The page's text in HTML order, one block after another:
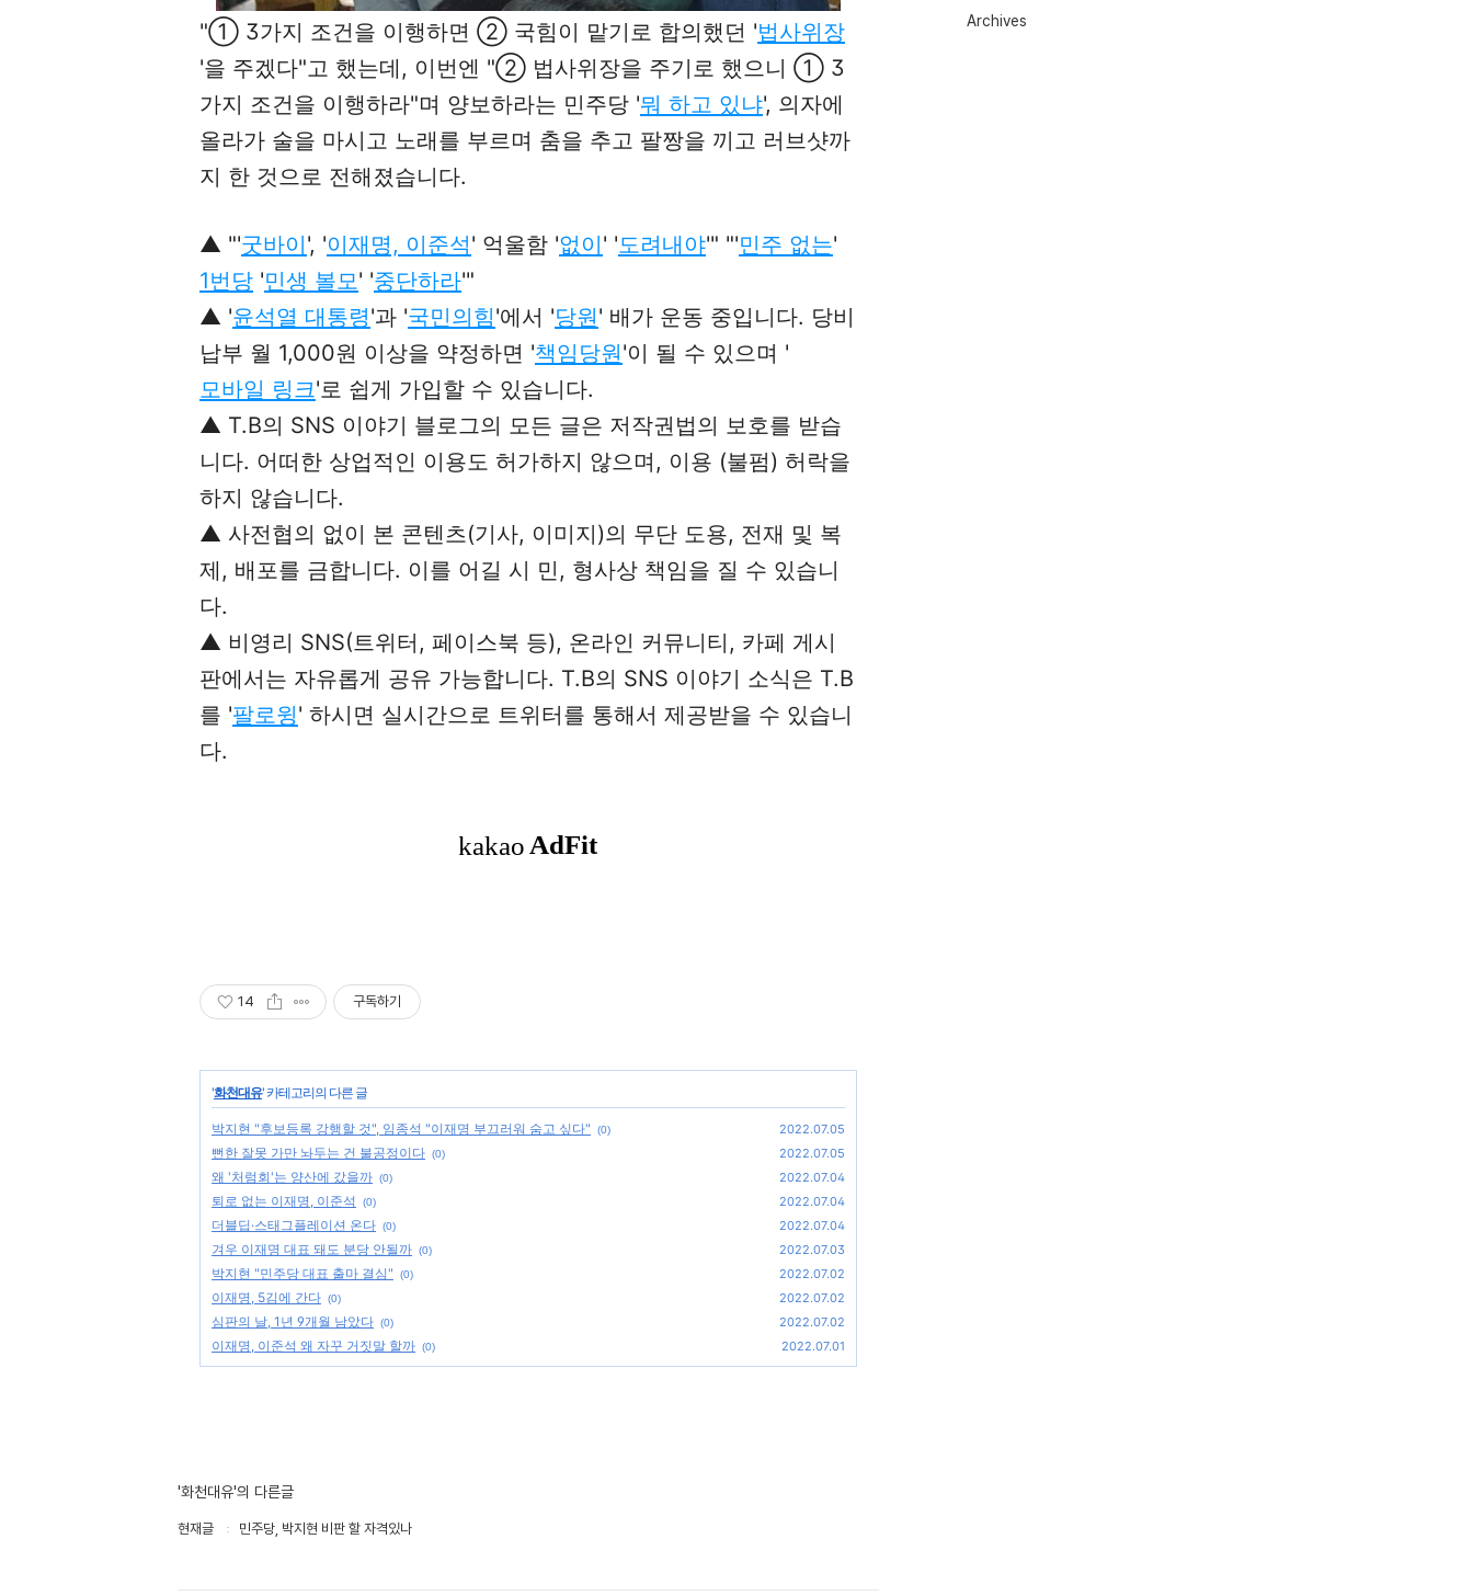
"① 3가지 조건을 이행하면 ② 국힘이 맡기로 합의했던 '법사위장
'을 주겠다"고 했는데, 이번엔 "② 법사위장을 주기로 했으니 ① 3
가지 조건을 이행하라"며 양보하라는 민주당 '뭐 하고 있냐', 의자에
올라가 술을 마시고 노래를 부르며 춤을 추고 팔짱을 끼고 러브샷까
지 한 것으로 전해졌습니다.
▲ "'굿바이', '이재명, 이준석' 억울함 '없이' '도려내야'" "'민주 없는'
1번당 '민생 볼모' '중단하라'"
▲ '윤석열 대통령'과 '국민의힘'에서 '당원' 배가 운동 중입니다. 당비
납부 월 1,000원 이상을 약정하면 '책임당원'이 될 수 있으며 '
모바일 링크'로 쉽게 가입할 수 있습니다.
▲ T.B의 SNS 이야기 블로그의 모든 글은 저작권법의 보호를 받습
니다. 어떠한 상업적인 이용도 허가하지 않으며, 이용 (불펌) 허락을
하지 않습니다.
▲ 사전협의 없이 본 콘텐츠(기사, 이미지)의 무단 도용, 전재 및 복
제, 배포를 금합니다. 이를 어길 시 민, 형사상 책임을 질 수 있습니
다.
▲ 비영리 SNS(트위터, 페이스북 등), 온라인 커뮤니티, 카페 게시
판에서는 자유롭게 공유 가능합니다. T.B의 SNS 이야기 소식은 T.B
를 '팔로윙' 하시면 실시간으로 트위터를 통해서 제공받을 수 있습니
다.
14 구독하기
'화천대유' 카테고리의 다른 글
박지현 "후보등록 강행할 것", 임종석 "이재명 부끄러워 숨고 싶다" (0) 2022.07.05
뻔한 잘못 가만 놔두는 건 불공정이다 (0) 2022.07.05
왜 '처럼회'는 양산에 갔을까 (0) 2022.07.04
퇴로 없는 이재명, 이준석 (0) 2022.07.04
더블딥·스태그플레이션 온다 (0) 2022.07.04
겨우 이재명 대표 돼도 분당 안될까 (0) 2022.07.03
박지현 "민주당 대표 출마 결심" (0) 2022.07.02
이재명, 5김에 간다 (0) 2022.07.02
심판의 날, 1년 9개월 남았다 (0) 2022.07.02
이재명, 이준석 왜 자꾸 거짓말 할까 (0) 2022.07.01
'화천대유'의 다른글
현재글 민주당, 박지현 비판 할 자격있나
Archives